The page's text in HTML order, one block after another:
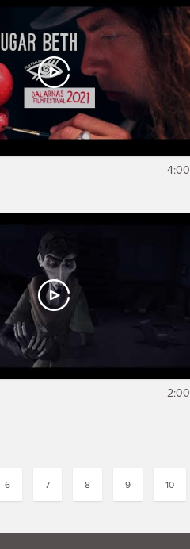
4:00
2:00
6 7 8 9 10